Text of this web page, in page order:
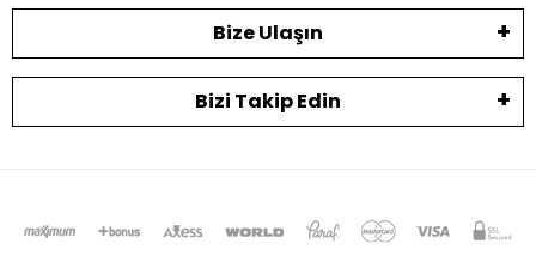
Bize Ulaşın
Bizi Takip Edin